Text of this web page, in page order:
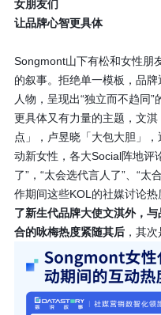
女朋友们
让品牌心智更具体
Songmont山下有松和女性朋
的叙事。拒绝单一模板，品
人物，呈现出“独立而不趋同
更具体又有力量的主题，文
点」，卢昱晓「大包大胆」
动新女性，各大Social阵地评
了”，“太会选代言人了”、“太
作期间这些KOL的社媒讨论热
了新生代品牌大使文淇外，
合的咏梅热度紧随其后，其次